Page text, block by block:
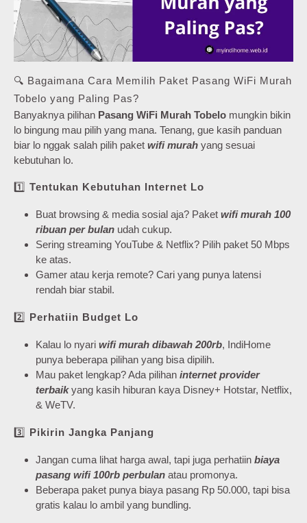
🔍 Bagaimana Cara Memilih Paket Pasang WiFi Murah
Tobelo yang Paling Pas?
Banyaknya pilihan Pasang WiFi Murah Tobelo mungkin bikin
lo bingung mau pilih yang mana. Tenang, gue kasih panduan
biar lo nggak salah pilih paket wifi murah yang sesuai
kebutuhan lo.
1️⃣ Tentukan Kebutuhan Internet Lo
Buat browsing & media sosial aja? Paket wifi murah 100
ribuan per bulan udah cukup.
Sering streaming YouTube & Netflix? Pilih paket 50 Mbps
ke atas.
Gamer atau kerja remote? Cari yang punya latensi
rendah biar stabil.
2️⃣ Perhatiin Budget Lo
Kalau lo nyari wifi murah dibawah 200rb, IndiHome
punya beberapa pilihan yang bisa dipilih.
Mau paket lengkap? Ada pilihan internet provider
terbaikyang kasih hiburan kaya Disney+ Hotstar, Netflix,
& WeTV.
3️⃣ Pikirin Jangka Panjang
Jangan cuma lihat harga awal, tapi juga perhatiin biaya
pasang wifi 100rb perbulan atau promonya.
Beberapa paket punya biaya pasang Rp 50.000, tapi bisa
gratis kalau lo ambil yang bundling.